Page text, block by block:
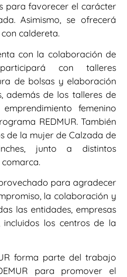
para favorecer el carácter
Asimismo, se ofrecerá
caldereta.
con la colaboración de
con talleres
de bolsas y elaboración
además de los talleres de
femenino
REDMUR. También
de la mujer de Calzada de
junto a distintos
para agradecer
la colaboración y
las entidades, empresas
incluidos los centros de la
forma parte del trabajo
para promover el